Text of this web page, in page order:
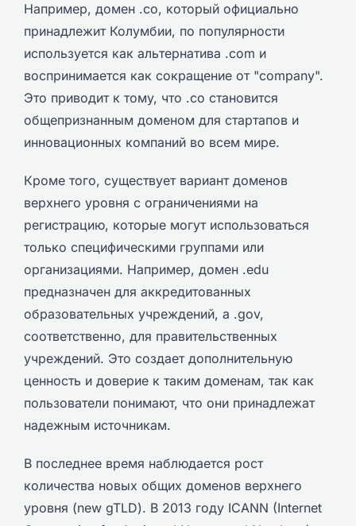
Например, домен .co, который официально
принадлежит Колумбии, по популярности
используется как альтернатива .com и
воспринимается как сокращение от "company".
Это приводит к тому, что .co становится
общепризнанным доменом для стартапов и
инновационных компаний во всем мире.
Кроме того, существует вариант доменов
верхнего уровня с ограничениями на
регистрацию, которые могут использоваться
только специфическими группами или
организациями. Например, домен .edu
предназначен для аккредитованных
образовательных учреждений, а .gov,
соответственно, для правительственных
учреждений. Это создает дополнительную
ценность и доверие к таким доменам, так как
пользователи понимают, что они принадлежат
надежным источникам.
В последнее время наблюдается рост
количества новых общих доменов верхнего
уровня (new gTLD). В 2013 году ICANN (Internet